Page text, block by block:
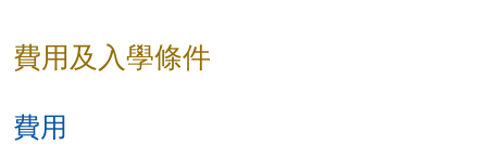
費用及入學條件
費用